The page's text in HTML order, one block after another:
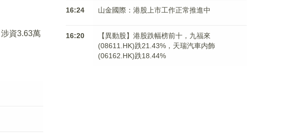
資3.63萬
16:24 山金國際：港股上市工作正常推進中
16:20
【異動股】港股跌幅榜前十，九福來
(08611.HK)跌21.43%，天瑞汽車内飾
(06162.HK)跌18.44%